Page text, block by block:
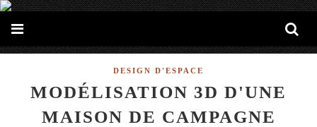
DESIGN D'ESPACE
MODÉLISATION 3D D'UNE
MAISON DE CAMPAGNE